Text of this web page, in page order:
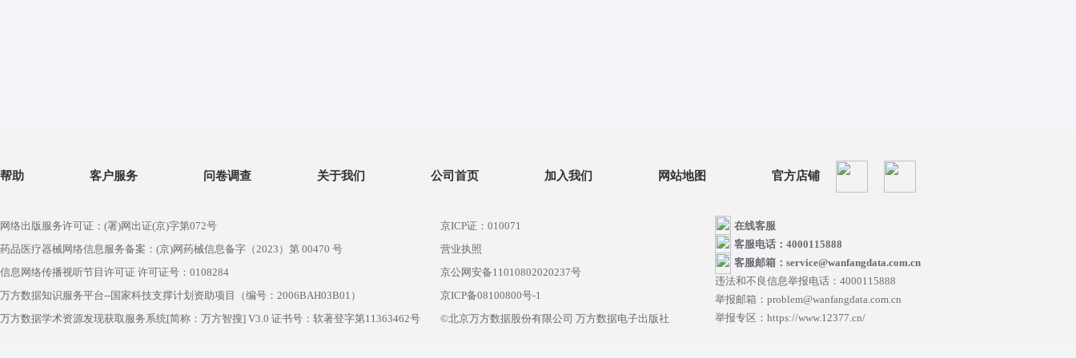
帮助 客户服务 问卷调查 关于我们 公司首页 加入我们 网站地图 官方店铺
网络出版服务许可证：(署)网出证(京)字第072号
药品医疗器械网络信息服务备案：(京)网药械信息备字（2023）第 00470 号
信息网络传播视听节目许可证 许可证号：0108284
万方数据知识服务平台--国家科技支撑计划资助项目（编号：2006BAH03B01）
万方数据学术资源发现获取服务系统[简称：万方智搜] V3.0 证书号：软著登字第11363462号
京ICP证：010071
营业执照
京公网安备11010802020237号
京ICP备08100800号-1
©北京万方数据股份有限公司 万方数据电子出版社
在线客服
客服电话：4000115888
客服邮箱：service@wanfangdata.com.cn
违法和不良信息举报电话：4000115888
举报邮箱：problem@wanfangdata.com.cn
举报专区：https://www.12377.cn/